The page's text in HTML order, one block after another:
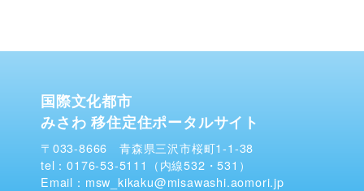
国際文化都市
みさわ 移住定住ポータルサイト
〒033-8666 青森県三沢市桜町1-1-38
tel：0176-53-5111（内線532・531）
Email：msw_kikaku@misawashi.aomori.jp